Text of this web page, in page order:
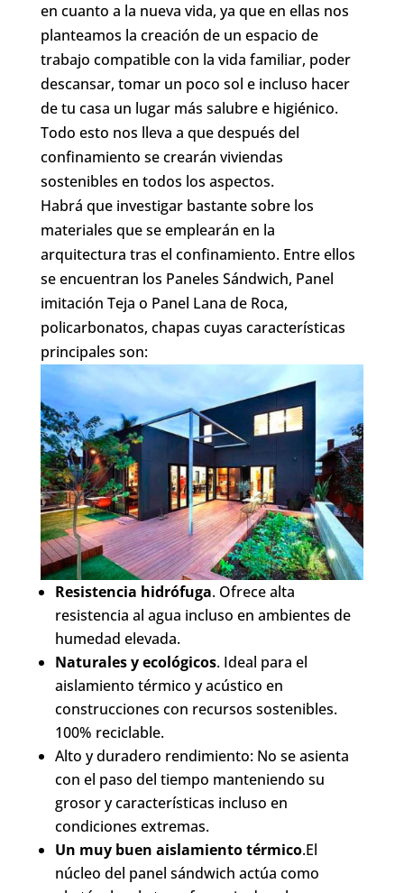
en cuanto a la nueva vida, ya que en ellas nos
planteamos la creación de un espacio de
trabajo compatible con la vida familiar, poder
descansar, tomar un poco sol e incluso hacer
de tu casa un lugar más salubre e higiénico.
Todo esto nos lleva a que después del
confinamiento se crearán viviendas
sostenibles en todos los aspectos.
Habrá que investigar bastante sobre los
materiales que se emplearán en la
arquitectura tras el confinamiento. Entre ellos
se encuentran los Paneles Sándwich, Panel
imitación Teja o Panel Lana de Roca,
policarbonatos, chapas cuyas características
principales son:
Resistencia hidrófuga. Ofrece alta
resistencia al agua incluso en ambientes de
humedad elevada.
Naturales y ecológicos. Ideal para el
aislamiento térmico y acústico en
construcciones con recursos sostenibles.
100% reciclable.
Alto y duradero rendimiento: No se asienta
con el paso del tiempo manteniendo su
grosor y características incluso en
condiciones extremas.
Un muy buen aislamiento térmico.El
núcleo del panel sándwich actúa como